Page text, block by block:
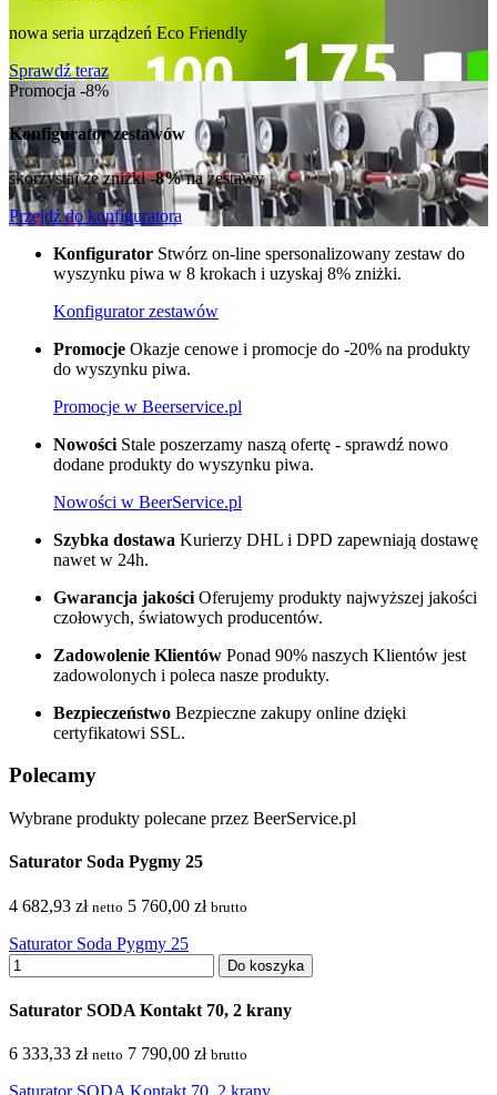
nowa seria urządzeń Eco Friendly
Sprawdź teraz
Promocja -8%
Konfigurator zestawów
skorzystaj ze zniżki-8%na zestawy
Przejdź do konfiguratora
Konfigurator Stwórz on-line spersonalizowany zestaw do
wyszynku piwa w 8 krokach i uzyskaj 8% zniżki.
Konfigurator zestawów
Promocje Okazje cenowe i promocje do -20% na produkty
do wyszynku piwa.
Promocje w Beerservice.pl
Nowości Stale poszerzamy naszą ofertę - sprawdź nowo
dodane produkty do wyszynku piwa.
Nowości w BeerService.pl
Szybka dostawa Kurierzy DHL i DPD zapewniają dostawę
nawet w 24h.
Gwarancja jakości Oferujemy produkty najwyższej jakości
czołowych, światowych producentów.
Zadowolenie Klientów Ponad 90% naszych Klientów jest
zadowolonych i poleca nasze produkty.
Bezpieczeństwo Bezpieczne zakupy online dzięki
certyfikatowi SSL.
Polecamy
Wybrane produkty polecane przez BeerService.pl
Saturator Soda Pygmy 25
4 682,93 zł netto 5 760,00 zł brutto
Saturator Soda Pygmy 25
Do koszyka
Saturator SODA Kontakt 70, 2 krany
6 333,33 zł netto 7 790,00 zł brutto
Saturator SODA Kontakt 70, 2 krany